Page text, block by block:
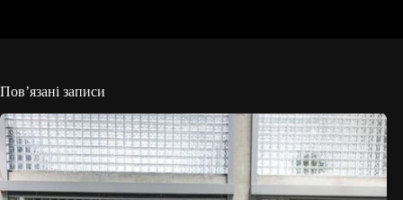
Пов’язані записи